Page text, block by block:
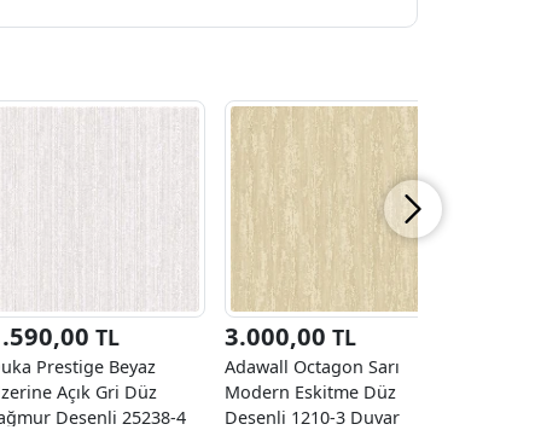
TL
Prestige Beyaz
Açık Gri Düz
Desenli 25238-4
3.000,00 TL
Adawall Octagon Sarı
Modern Eskitme Düz
Desenli 1210-3 Duvar